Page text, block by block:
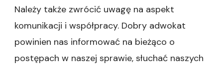
Należy także zwrócić uwagę na aspekt
komunikacji i współpracy. Dobry adwokat
powinien nas informować na bieżąco o
postępach w naszej sprawie, słuchać naszych